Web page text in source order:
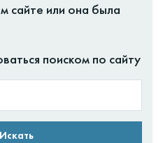
сайте или она была
поиском по сайту
Искать